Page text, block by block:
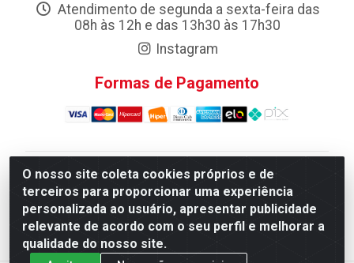
O nosso site coleta cookies próprios e de
terceiros para proporcionar uma experiência
personalizada ao usuário, apresentar publicidade
relevante de acordo com o seu perfil e melhorar a
qualidade do nosso site.
Atendimento de segunda a sexta-feira das
08h às 12h e das 13h30 às 17h30
Instagram
Formas de Pagamento
Atacadao da Limpeza F. Pereira Queiroz Comercio e
Distribuicao LTDA - Quadra Qi 10 Lotes 39 e, 41 - Setor
Industrial (Taguatinga), Brasília/DF - CEP 72.135-100 -
CNPJ 13.184.675/0001-80